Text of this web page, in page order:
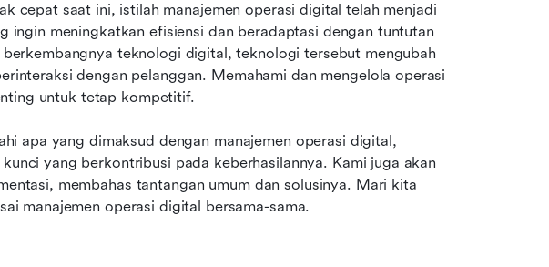
cepat saat ini, istilah manajemen operasi digital telah menjadi
ingin meningkatkan efisiensi dan beradaptasi dengan tuntutan
teknologi digital, teknologi tersebut mengubah
dengan pelanggan. Memahami dan mengelola operasi
untuk tetap kompetitif.
apa yang dimaksud dengan manajemen operasi digital,
yang berkontribusi pada keberhasilannya. Kami juga akan
membahas tantangan umum dan solusinya. Mari kita
manajemen operasi digital bersama-sama.